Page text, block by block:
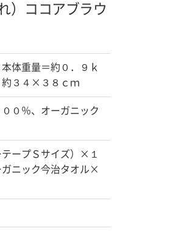
）
ココアブラウ
体重量＝約０．９ｋ
約３４×３８ｃｍ
０％、オーガニック
ープＳサイズ）×１
ガニック今治タオル×